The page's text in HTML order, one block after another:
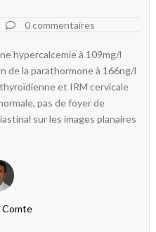
0 commentaires
hypercalcemie à 109mg/l
de la parathormone à 166ng/l
et IRM cervicale
pas de foyer de
sur les images planaires
Comte